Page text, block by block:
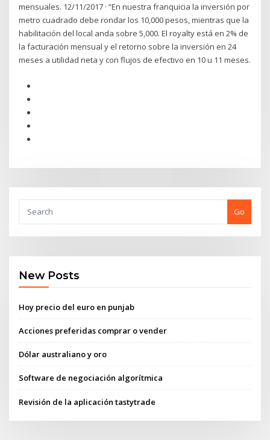
mensuales. 12/11/2017 · “En nuestra franquicia la inversión por
metro cuadrado debe rondar los 10,000 pesos, mientras que la
habilitación del local anda sobre 5,000. El royalty está en 2% de
la facturación mensual y el retorno sobre la inversión en 24
meses a utilidad neta y con flujos de efectivo en 10 u 11 meses.
Go
New Posts
Hoy precio del euro en punjab
Acciones preferidas comprar o vender
Dólar australiano y oro
Software de negociación algorítmica
Revisión de la aplicación tastytrade